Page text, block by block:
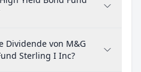
Dividende von M&G
Sterling I Inc?